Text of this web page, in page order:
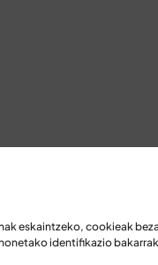
eskaintzeko, cookieak
identifikazio